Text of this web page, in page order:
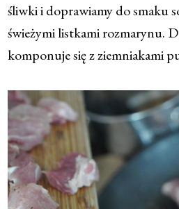
śliwki i doprawiamy do smaku
świeżymi listkami rozmarynu.
komponuje się z ziemniakami